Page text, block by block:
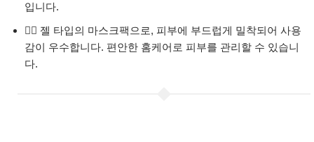
입니다.
🧖‍♀️ 젤 타입의 마스크팩으로, 피부에 부드럽게 밀착되어 사용
감이 우수합니다. 편안한 홈케어로 피부를 관리할 수 있습니
다.